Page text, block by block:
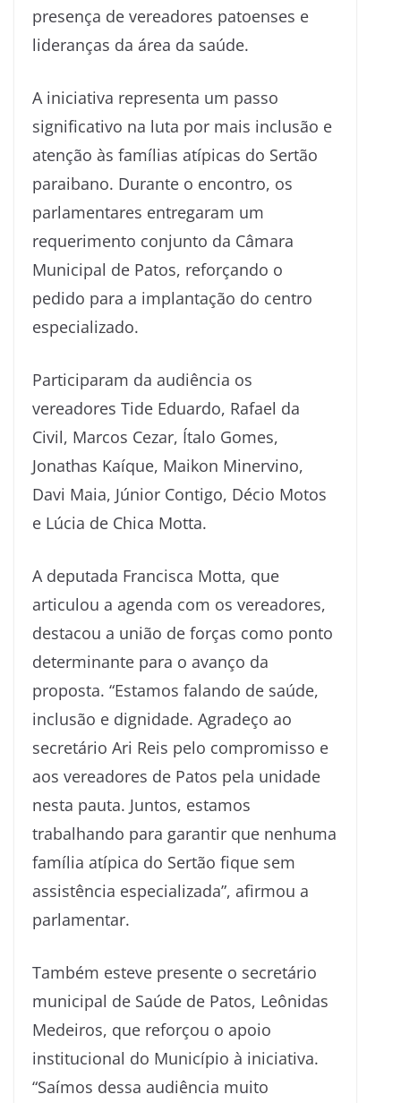
presença de vereadores patoenses e
lideranças da área da saúde.
A iniciativa representa um passo
significativo na luta por mais inclusão e
atenção às famílias atípicas do Sertão
paraibano. Durante o encontro, os
parlamentares entregaram um
requerimento conjunto da Câmara
Municipal de Patos, reforçando o
pedido para a implantação do centro
especializado.
Participaram da audiência os
vereadores Tide Eduardo, Rafael da
Civil, Marcos Cezar, Ítalo Gomes,
Jonathas Kaíque, Maikon Minervino,
Davi Maia, Júnior Contigo, Décio Motos
e Lúcia de Chica Motta.
A deputada Francisca Motta, que
articulou a agenda com os vereadores,
destacou a união de forças como ponto
determinante para o avanço da
proposta. “Estamos falando de saúde,
inclusão e dignidade. Agradeço ao
secretário Ari Reis pelo compromisso e
aos vereadores de Patos pela unidade
nesta pauta. Juntos, estamos
trabalhando para garantir que nenhuma
família atípica do Sertão fique sem
assistência especializada”, afirmou a
parlamentar.
Também esteve presente o secretário
municipal de Saúde de Patos, Leônidas
Medeiros, que reforçou o apoio
institucional do Município à iniciativa.
“Saímos dessa audiência muito